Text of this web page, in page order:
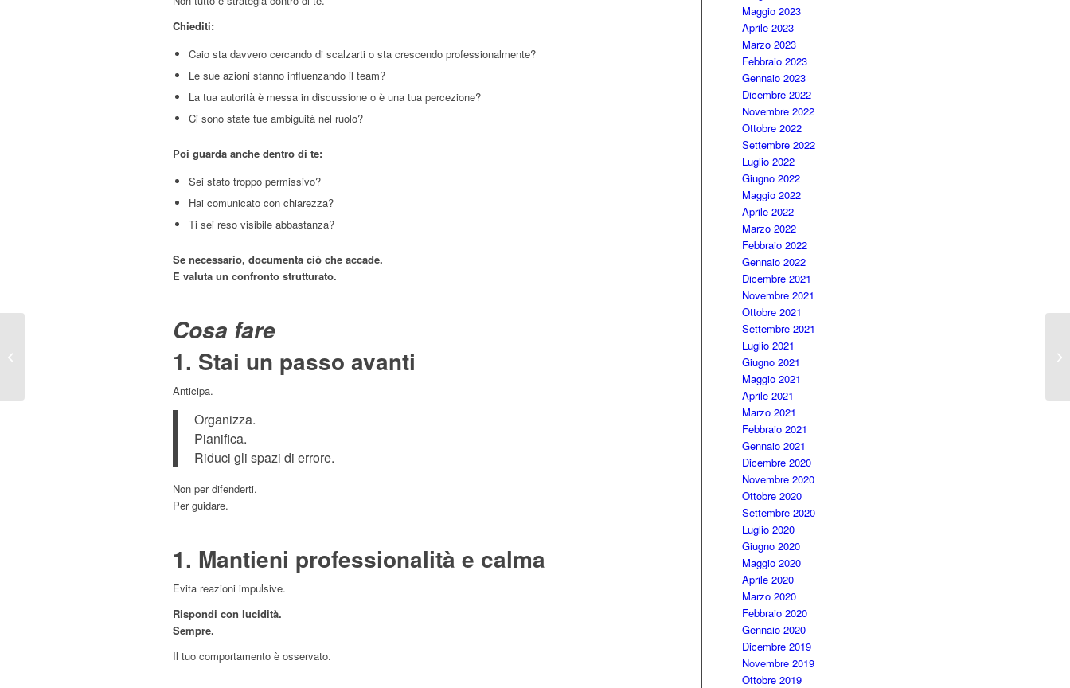
Chiediti:
Caio sta davvero cercando di scalzarti o sta crescendo professionalmente?
Le sue azioni stanno influenzando il team?
La tua autorità è messa in discussione o è una tua percezione?
Ci sono state tue ambiguità nel ruolo?
Poi guarda anche dentro di te:
Sei stato troppo permissivo?
Hai comunicato con chiarezza?
Ti sei reso visibile abbastanza?
Se necessario, documenta ciò che accade.
E valuta un confronto strutturato.
Cosa fare
1. Stai un passo avanti
Anticipa.
Organizza.
Pianifica.
Riduci gli spazi di errore.
Non per difenderti.
Per guidare.
1. Mantieni professionalità e calma
Evita reazioni impulsive.
Rispondi con lucidità.
Sempre.
Il tuo comportamento è osservato.
Maggio 2023
Aprile 2023
Marzo 2023
Febbraio 2023
Gennaio 2023
Dicembre 2022
Novembre 2022
Ottobre 2022
Settembre 2022
Luglio 2022
Giugno 2022
Maggio 2022
Aprile 2022
Marzo 2022
Febbraio 2022
Gennaio 2022
Dicembre 2021
Novembre 2021
Ottobre 2021
Settembre 2021
Luglio 2021
Giugno 2021
Maggio 2021
Aprile 2021
Marzo 2021
Febbraio 2021
Gennaio 2021
Dicembre 2020
Novembre 2020
Ottobre 2020
Settembre 2020
Luglio 2020
Giugno 2020
Maggio 2020
Aprile 2020
Marzo 2020
Febbraio 2020
Gennaio 2020
Dicembre 2019
Novembre 2019
Ottobre 2019